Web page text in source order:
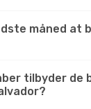
måned at
tilbyder de